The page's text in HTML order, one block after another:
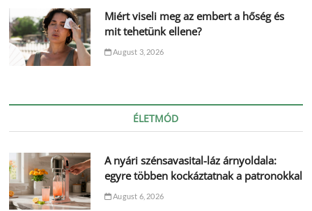
Miért viseli meg az embert a hőség és
mit tehetünk ellene?
August 3, 2026
ÉLETMÓD
A nyári szénsavasital-láz árnyoldala:
egyre többen kockáztatnak a patronokkal
August 6, 2026